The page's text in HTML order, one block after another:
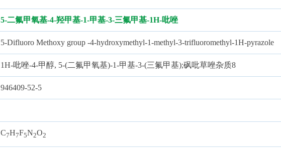
5-二氟甲氧基-4-羟甲基-1-甲基-3-三氟甲基-1H-吡唑
5-Difluoro Methoxy group -4-hydroxymethyl-1-methyl-3-trifluoromethyl-1H-pyrazole
1H-吡唑-4-甲醇, 5-(二氟甲氧基)-1-甲基-3-(三氟甲基);砜吡草唑杂质8
946409-52-5
C7H7F5N2O2